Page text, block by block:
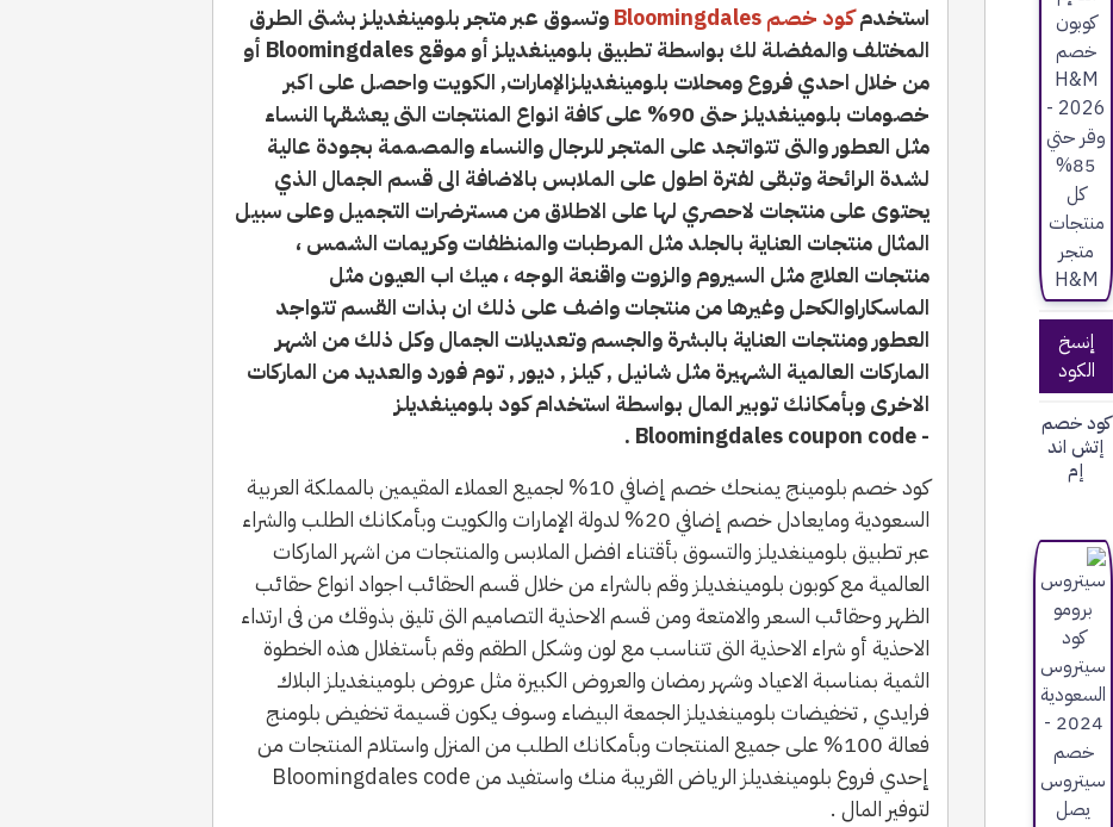
إنسخ
الكود
كود خصم
إتش اند
إم
استخدمكود خصم Bloomingdales
وتسوق عبر متجر بلومينغديلز بشتى الطرق
المختلف والمفضلة لك بواسطة تطبيق بلومينغديلز أو موقع Bloomingdales أو
من خلال احدي فروع ومحلات بلومينغديلزالإمارات, الكويت واحصل على اكبر
خصومات بلومينغديلز حتى 90% على كافة انواع المنتجات التى يعشقها النساء
مثل العطور والتى تتواتجد على المتجر للرجال والنساء والمصممة بجودة عالية
لشدة الرائحة وتبقى لفترة اطول على الملابس بالاضافة الى قسم الجمال الذي
يحتوى على منتجات لاحصري لها على الاطلاق من مسترضرات التجميل وعلى سبيل
المثال منتجات العناية بالجلد مثل المرطبات والمنظفات وكريمات الشمس ،
منتجات العلاج مثل السيروم والزوت واقنعة الوجه ، ميك اب العيون مثل
الماسكاراوالكحل وغيرها من منتجات واضف على ذلك ان بذات القسم تتواجد
العطور ومنتجات العناية بالبشرة والجسم وتعديلات الجمال وكل ذلك من اشهر
الماركات العالمية الشهيرة مثل شانيل , كيلز , ديور , توم فورد والعديد من الماركات
الاخرى وبأمكانك توبير المال بواسطة استخدام كود بلومينغديلز
- Bloomingdales coupon code .
كود خصم بلومينج يمنحك خصم إضافي 10% لجميع العملاء المقيمين بالمملكة العربية
السعودية ومايعادل خصم إضافي 20% لدولة الإمارات والكويت وبأمكانك الطلب والشراء
عبر تطبيق بلومينغديلز والتسوق بأقتناء افضل الملابس والمنتجات من اشهر الماركات
العالمية مع كوبون بلومينغديلز وقم بالشراء من خلال قسم الحقائب اجواد انواع حقائب
الظهر وحقائب السعر والامتعة ومن قسم الاحذية التصاميم التى تليق بذوقك من فى ارتداء
الاحذية أو شراء الاحذية التى تتناسب مع لون وشكل الطقم وقم بأستغلال هذه الخطوة
الثمية بمناسبة الاعياد وشهر رمضان والعروض الكبيرة مثل عروض بلومينغديلز البلاك
فرايدي , تخفيضات بلومينغديلز الجمعة البيضاء وسوف يكون قسيمة تخفيض بلومنج
فعالة 100% على جميع المنتجات وبأمكانك الطلب من المنزل واستلام المنتجات من
إحدي فروع بلومينغديلز الرياض القريبة منك واستفيد من Bloomingdales code
لتوفير المال .